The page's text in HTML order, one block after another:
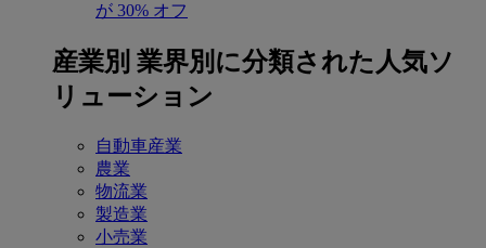
が 30% オフ
産業別 業界別に分類された人気ソ
リューション
自動車産業
農業
物流業
製造業
小売業